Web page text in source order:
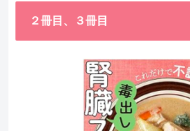
２冊目、３冊目